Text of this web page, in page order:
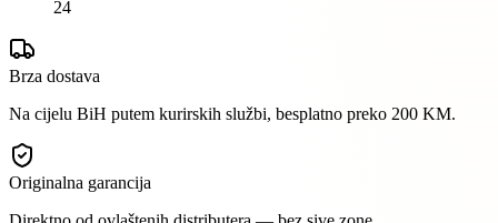
24
Brza dostava
Na cijelu BiH putem kurirskih službi, besplatno preko 200 KM.
Originalna garancija